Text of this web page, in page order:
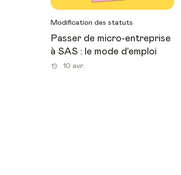
Modification des statuts
Passer de micro-entreprise
à SAS : le mode d’emploi
10 avr.